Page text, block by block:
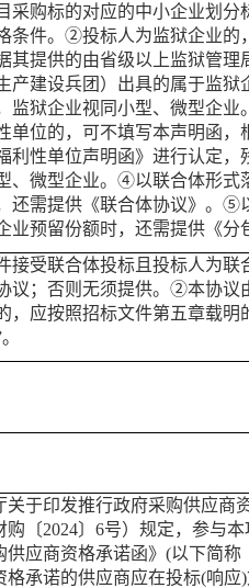
采购标的对应的中小企业划分
条件。②投标人为监狱企业的
其提供的由省级以上监狱管理
产建设兵团）出具的属于监狱
监狱企业视同小型、微型企
单位的，可不填写本声明函，
利性单位声明函》进行认定，
、微型企业。④以联合体形式
还需提供《联合体协议》。⑤
业预留份额时，还需提供《分
接受联合体投标且投标人为联
议；否则无须提供。②本协议
，应按照招标文件第五章载明
关于印发推行政府采购供应商
购〔2024〕6号）规定，参与
供应商资格承诺函》(以下简称
格承诺的供应商应在投标(响应